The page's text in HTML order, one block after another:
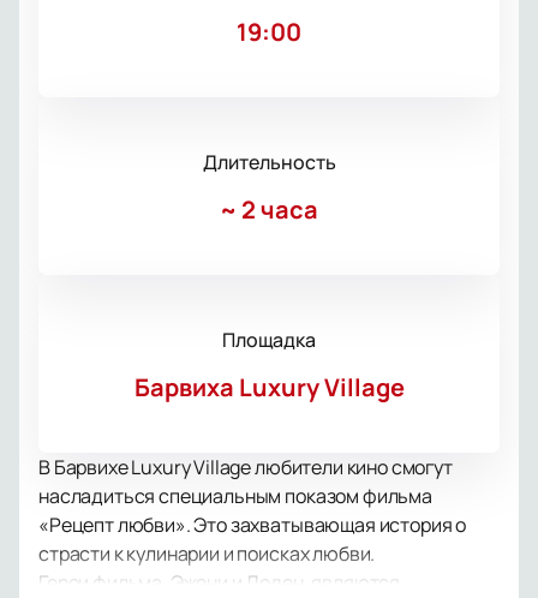
19:00
Длительность
~ 2 часа
Площадка
Барвиха Luxury Village
В Барвихе Luxury Village любители кино смогут
насладиться специальным показом фильма
«Рецепт любви». Это захватывающая история о
страсти к кулинарии и поисках любви.
Герои фильма, Эжени и Доден, являются